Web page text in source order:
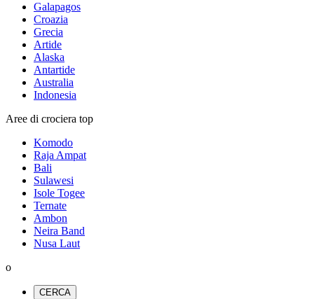
Galapagos
Croazia
Grecia
Artide
Alaska
Antartide
Australia
Indonesia
Aree di crociera top
Komodo
Raja Ampat
Bali
Sulawesi
Isole Togee
Ternate
Ambon
Neira Band
Nusa Laut
o
CERCA